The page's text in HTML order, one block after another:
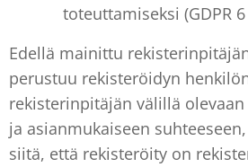
toteuttamiseksi (GDPR
Edellä mainittu
perustuu rekisteröidyn
rekisterinpitäjän välillä
ja asianmukaiseen
siitä, että rekisteröity on